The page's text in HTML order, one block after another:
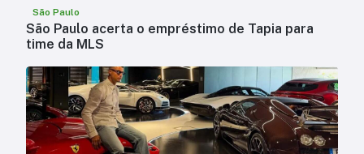
São Paulo
São Paulo acerta o empréstimo de Tapia para
time da MLS